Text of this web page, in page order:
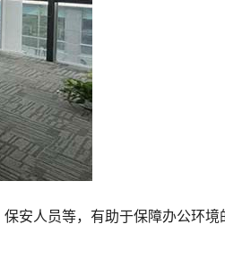
安人员等，有助于保障办公环境